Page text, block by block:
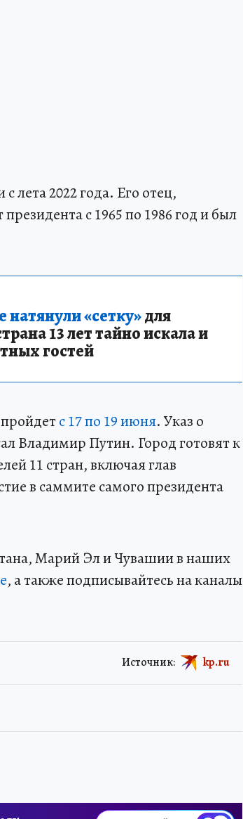
2022 года. Его отец,
с 1965 по 1986 год и был
«сетку»для
13 лет тайно искала и
гостей
с 17 по 19 июня. Указ о
Владимир Путин. Город готовят к
11 стран, включая глав
в саммите самого президента
Марий Эл и Чувашии в наших
, а также подписывайтесь на каналы
Источник: kp.ru